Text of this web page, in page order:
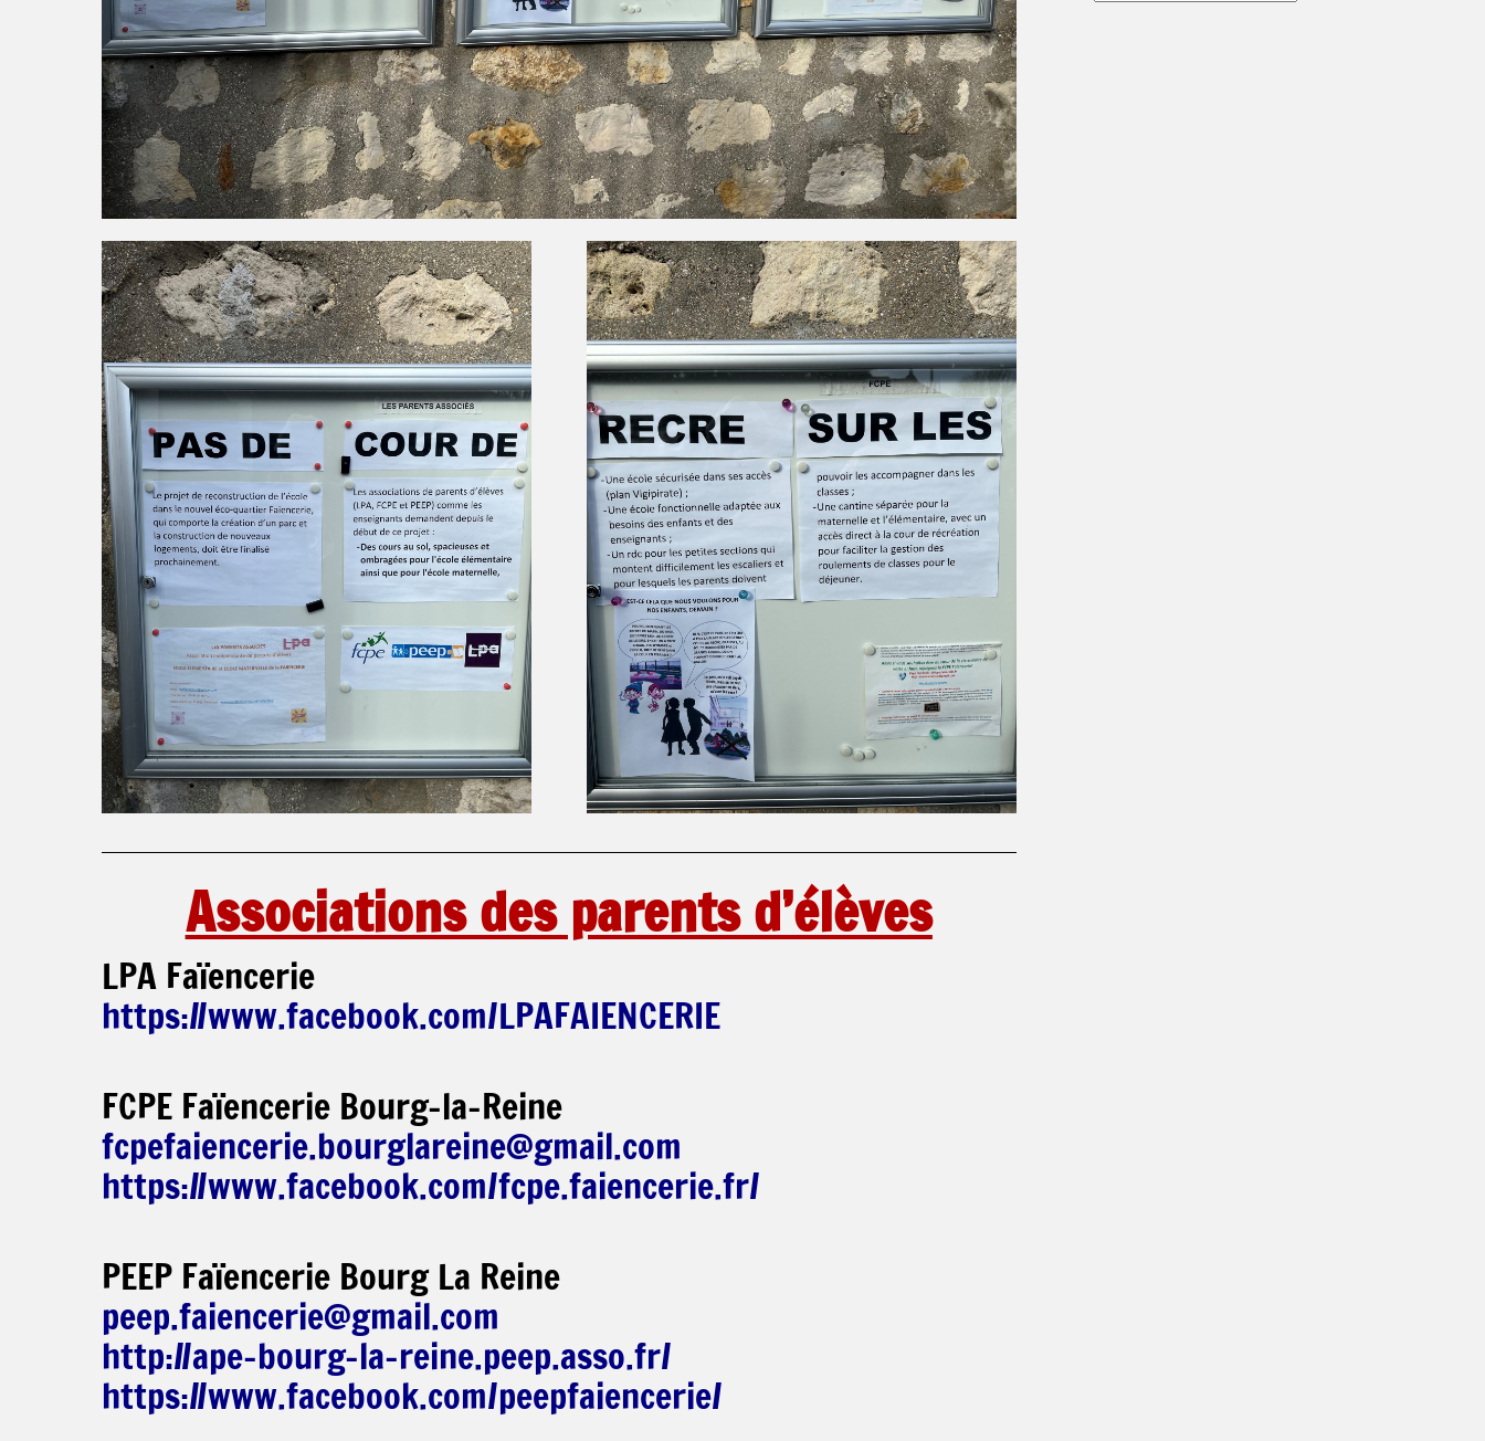
Associations des parents d’élèves
LPA Faïencerie
https://www.facebook.com/LPAFAIENCERIE
FCPE Faïencerie Bourg-la-Reine
fcpefaiencerie.bourglareine@gmail.com
https://www.facebook.com/fcpe.faiencerie.fr/
PEEP Faïencerie Bourg La Reine
peep.faiencerie@gmail.com
http://ape-bourg-la-reine.peep.asso.fr/
https://www.facebook.com/peepfaiencerie/